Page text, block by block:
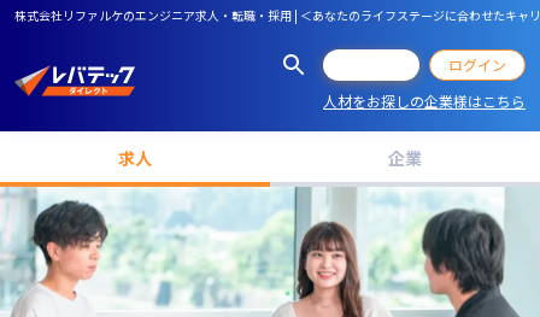
株式会社リファルケのエンジニア求人・転職・採用 | ＜あなたのライフステージに合わせたキ
ログイン
人材をお探しの企業様はこちら
求人 企業